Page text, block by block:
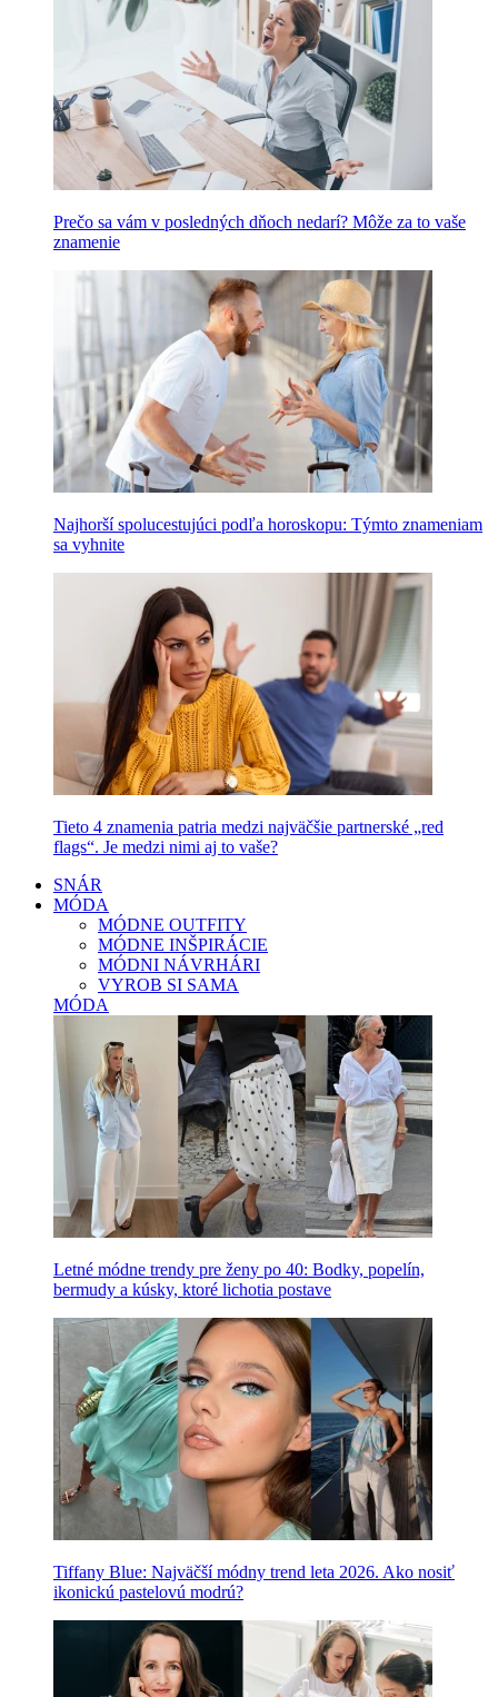
Prečo sa vám v posledných dňoch nedarí? Môže za to vaše
znamenie
Najhorší spolucestujúci podľa horoskopu: Týmto znameniam
sa vyhnite
Tieto 4 znamenia patria medzi najväčšie partnerské „red
flags“. Je medzi nimi aj to vaše?
SNÁR
MÓDA
MÓDNE OUTFITY
MÓDNE INŠPIRÁCIE
MÓDNI NÁVRHÁRI
VYROB SI SAMA
MÓDA
Letné módne trendy pre ženy po 40: Bodky, popelín,
bermudy a kúsky, ktoré lichotia postave
Tiffany Blue: Najväčší módny trend leta 2026. Ako nosiť
ikonickú pastelovú modrú?